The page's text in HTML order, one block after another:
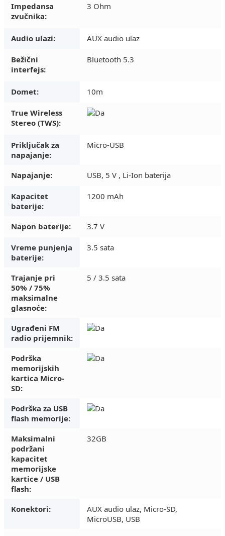
Impedansa
zvučnika:
3 Ohm
Audio ulazi: AUX audio ulaz
Bežični
interfejs:
Bluetooth 5.3
Domet: 10m
True Wireless
Stereo (TWS):
Priključak za
napajanje:
Micro-USB
Napajanje: USB, 5 V , Li-Ion baterija
Kapacitet
baterije:
1200 mAh
Napon baterije: 3.7 V
Vreme punjenja
baterije:
3.5 sata
Trajanje pri
50% / 75%
maksimalne
glasnoće:
5 / 3.5 sata
Ugrađeni FM
radio prijemnik:
Podrška
memorijskih
kartica Micro-
SD:
Podrška za USB
flash memorije:
Maksimalni
podržani
kapacitet
memorijske
kartice / USB
flash:
32GB
Konektori:
AUX audio ulaz, Micro-SD,
MicroUSB, USB